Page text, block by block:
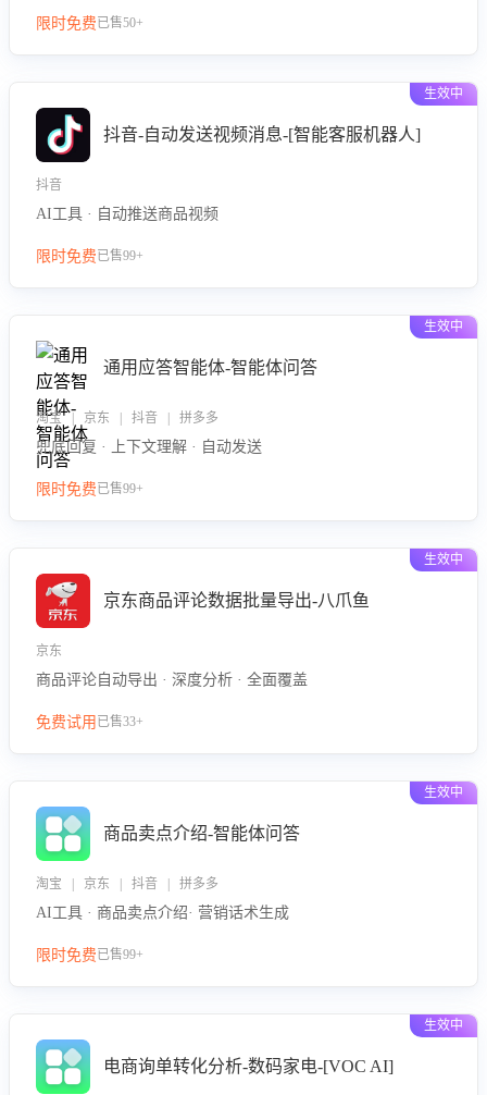
即开通”，快速获取影音影像类目剧本，一键开启客服培训。
限时免费已售50+
生效中
抖音-自动发送视频消息-[智能客服机器人]
抖音
AI工具 · 自动推送商品视频
限时免费已售99+
生效中
通用应答智能体-智能体问答
淘宝 | 京东 | 抖音 | 拼多多
兜底回复 · 上下文理解 · 自动发送
限时免费已售99+
生效中
京东商品评论数据批量导出-八爪鱼
京东
商品评论自动导出 · 深度分析 · 全面覆盖
免费试用 已售33+
生效中
商品卖点介绍-智能体问答
淘宝 | 京东 | 抖音 | 拼多多
AI工具 · 商品卖点介绍· 营销话术生成
限时免费已售99+
生效中
电商询单转化分析-数码家电-[VOC AI]